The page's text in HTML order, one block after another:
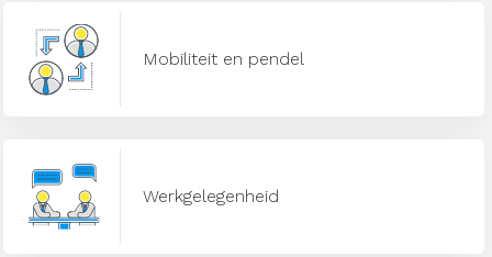
Mobiliteit en pendel
Werkgelegenheid